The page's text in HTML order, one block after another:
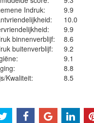
Indruk:
9.9
10.0
9.9
binnenverblijf:
8.6
buitenverblijf:
9.2
9.1
8.8
Kwaliteit:
8.5